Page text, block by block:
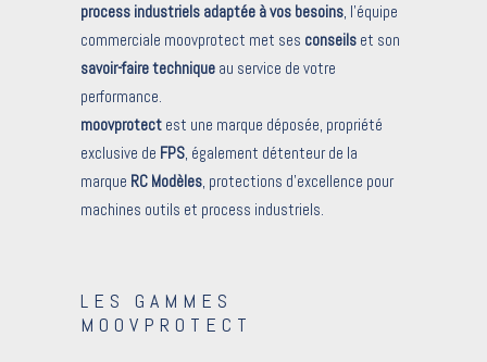
process industriels adaptée à vos besoins, l’équipe
commerciale moovprotect met ses conseils et son
savoir-faire technique au service de votre
performance.
moovprotect est une marque déposée, propriété
exclusive de FPS, également détenteur de la
marque RC Modèles, protections d’excellence pour
machines outils et process industriels.
LES GAMMES
MOOVPROTECT